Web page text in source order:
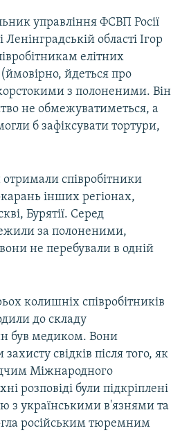
управління ФСВП Росії
області Ігор
елітних
(ймовірно, йдеться про
з полоненими. Він
не обмежуватиметься, а
б зафіксувати тортури,
отримали співробітники
інших регіонах,
Бурятії. Серед
за полоненими,
не перебували в одній
колишніх співробітників
до складу
був медиком. Вони
свідків після того, як
Міжнародного
розповіді були підкріплені
з українськими в'язнями та
російським тюремним